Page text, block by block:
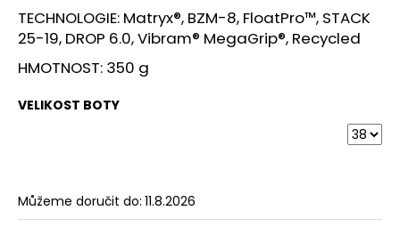
TECHNOLOGIE: Matryx®, BZM-8, FloatPro™, STACK
25-19, DROP 6.0, Vibram® MegaGrip®, Recycled
HMOTNOST: 350 g
VELIKOST BOTY
Můžeme doručit do: 11.8.2026